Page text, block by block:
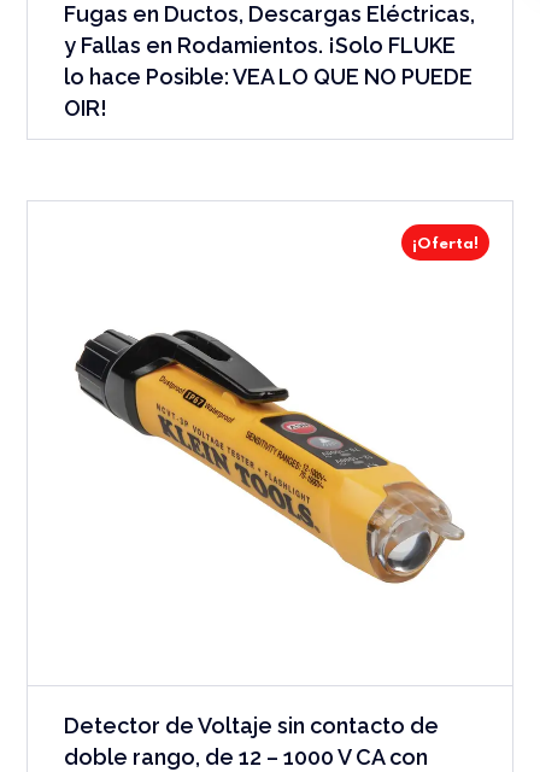
Fugas en Ductos, Descargas Eléctricas,
y Fallas en Rodamientos. ¡Solo FLUKE
lo hace Posible: VEA LO QUE NO PUEDE
OIR!
¡Oferta!
Detector de Voltaje sin contacto de
doble rango, de 12 – 1000 V CA con